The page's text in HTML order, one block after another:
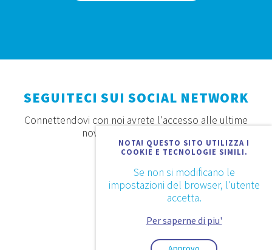
NOTA! QUESTO SITO UTILIZZA I
COOKIE E TECNOLOGIE SIMILI.
Se non si modificano le
impostazioni del browser, l'utente
accetta.
Per saperne di piu'
SEGUITECI SUI SOCIAL NETWORK
Connettendovi con noi avrete l'accesso alle ultime
novità, offerte e prodotti